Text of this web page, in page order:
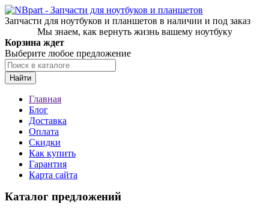
Запчасти для ноутбуков и планшетов в наличии и под заказ
Мы знаем, как вернуть жизнь вашему ноутбуку
Корзина ждет
Выберите любое предложение
Найти
Главная
Блог
Доставка
Оплата
Скидки
Как купить
Гарантия
Карта сайта
Каталог предложений